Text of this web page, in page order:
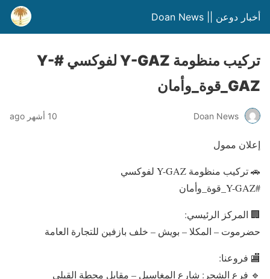
أخبار دوعن || Doan News
تركيب منظومة Y-GAZ لفوكسي #Y-
GAZ_قوة_وأمان
Doan News 10 أشهر ago
إعلان ممول
🚗 تركيب منظومة Y-GAZ لفوكسي
#Y-GAZ_قوة_وأمان
🏢 المركز الرئيسي:
حضرموت – المكلا – بويش – خلف بازفين للتجارة العامة
🏬 فروعنا:
🔹 فرع الشحر: شارع المغاسيل – مقابل محطة القبلي